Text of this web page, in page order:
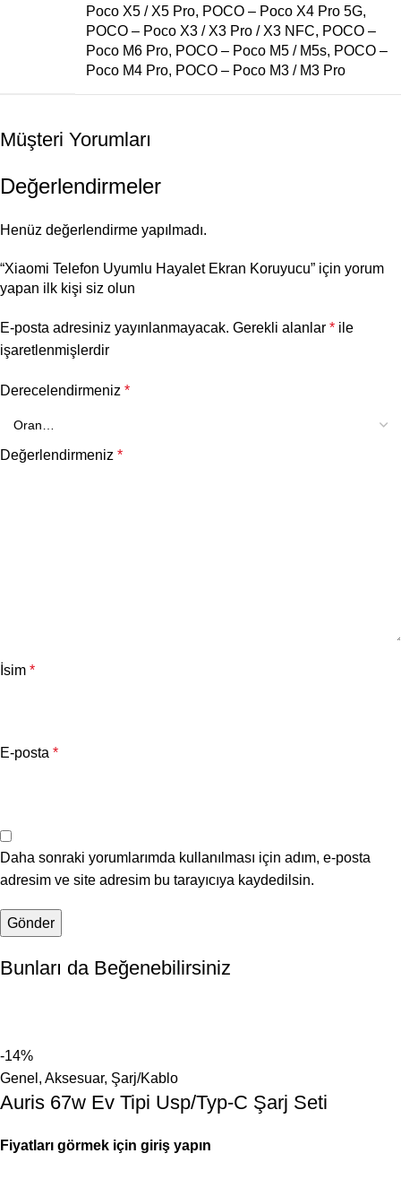
Poco X5 / X5 Pro, POCO – Poco X4 Pro 5G,
POCO – Poco X3 / X3 Pro / X3 NFC, POCO –
Poco M6 Pro, POCO – Poco M5 / M5s, POCO –
Poco M4 Pro, POCO – Poco M3 / M3 Pro
Müşteri Yorumları
Değerlendirmeler
Henüz değerlendirme yapılmadı.
“Xiaomi Telefon Uyumlu Hayalet Ekran Koruyucu” için yorum
yapan ilk kişi siz olun
E-posta adresiniz yayınlanmayacak. Gerekli alanlar * ile
işaretlenmişlerdir
Derecelendirmeniz *
Değerlendirmeniz *
İsim *
E-posta *
Daha sonraki yorumlarımda kullanılması için adım, e-posta
adresim ve site adresim bu tarayıcıya kaydedilsin.
Bunları da Beğenebilirsiniz
-14%
Genel , Aksesuar, Şarj/Kablo
Auris 67w Ev Tipi Usp/Typ-C Şarj Seti
Fiyatları görmek için giriş yapın